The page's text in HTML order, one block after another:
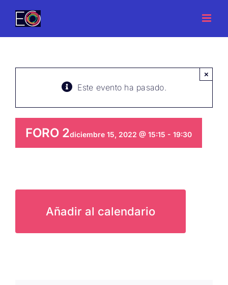
Este evento ha pasado.
×
FORO 2diciembre 15, 2022 @ 15:15 - 19:30
Añadir al calendario